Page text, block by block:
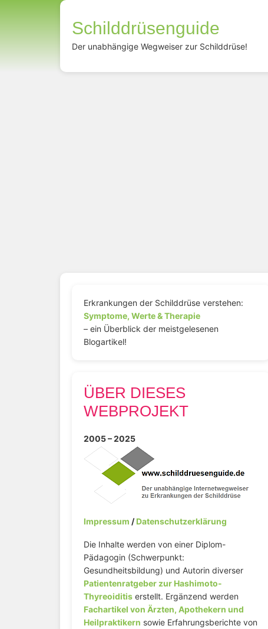
Schilddrüsenguide
Der unabhängige Wegweiser zur Schilddrüse!
Erkrankungen der Schilddrüse verstehen:
Symptome, Werte & Therapie
– ein Überblick der meistgelesenen
Blogartikel!
ÜBER DIESES
WEBPROJEKT
2005 – 2025
Impressum /Datenschutzerklärung
Die Inhalte werden von einer Diplom-
Pädagogin (Schwerpunkt:
Gesundheitsbildung) und Autorin diverser
Patientenratgeber zur Hashimoto-
Thyreoiditis erstellt. Ergänzend werden
Fachartikel von Ärzten, Apothekern und
Heilpraktikern sowie Erfahrungsberichte von